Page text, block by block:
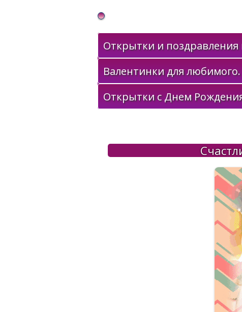
Gif Открытки в подарок
Открытки и поздравления
Валентинки для любимого.
Открытки с Днем